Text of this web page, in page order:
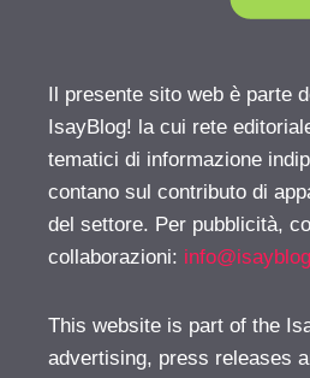
Il presente sito web è parte
IsayBlog! la cui rete
tematici di informazione
contano sul contributo di
del settore. Per pubblicità,
collaborazioni:
This website is part of the
advertising, press releases